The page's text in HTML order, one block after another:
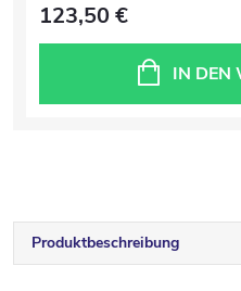
123,50 €
IN DEN
Produktbeschreibung